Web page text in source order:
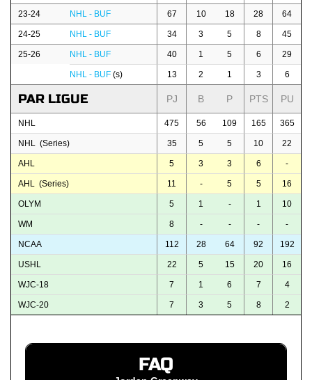
23-24 NHL - BUF 67 10 18 28 64
24-25 NHL - BUF 34 3 5 8 45
25-26 NHL - BUF 40 1 5 6 29
NHL - BUF (s) 13 2 1 3 6
PAR LIGUE PJ B P PTS PU
NHL 475 56 109 165 365
NHL (Series) 35 5 5 10 22
AHL 5 3 3 6 -
AHL (Series) 11 - 5 5 16
OLYM 5 1 - 1 10
WM 8 - - - -
NCAA 112 28 64 92 192
USHL 22 5 15 20 16
WJC-18 7 1 6 7 4
WJC-20 7 3 5 8 2
FAQ